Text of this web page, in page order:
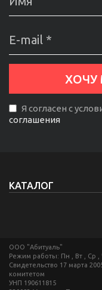
Я согласен с
соглашения
КАТАЛОГ
ООО "Абитуаль"
Режим работы: Пн , Вт , Ср ,
Свидетельство 17 марта
комитетом
УНП 190611815